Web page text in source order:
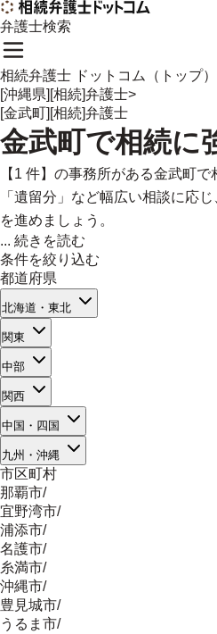
弁護士検索
相続弁護士 ドットコム（トップ）
[沖縄県][相続]弁護士>
[金武町][相続]弁護士
金武町で相続に
【1 件】の事務所がある金武町
「遺留分」など幅広い相談に応
を進めましょう。
... 続きを読む
条件を絞り込む
都道府県
北海道・東北
関東
中部
関西
中国・四国
九州・沖縄
市区町村
那覇市/
宜野湾市/
浦添市/
名護市/
糸満市/
沖縄市/
豊見城市/
うるま市/